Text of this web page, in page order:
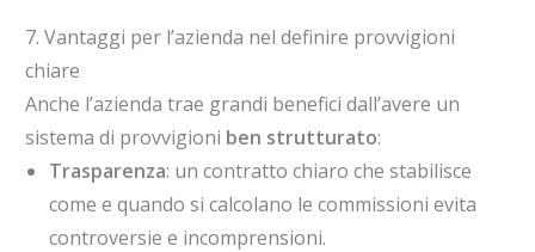
7. Vantaggi per l’azienda nel definire provvigioni
chiare
Anche l’azienda trae grandi benefici dall’avere un
sistema di provvigioni ben strutturato:
Trasparenza: un contratto chiaro che stabilisce
come e quando si calcolano le commissioni evita
controversie e incomprensioni.